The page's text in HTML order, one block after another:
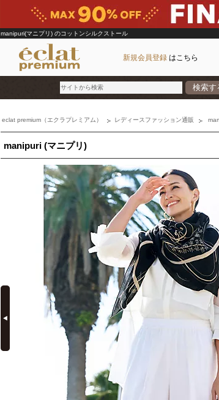
manipuri(マニプリ) のコットンシルクストール
新規会員登録 はこちら
検索す
ブランド
カテゴリ
雑誌掲載アイテム
お気に入り
ランキング
特集
雑誌･書籍(一緒に買うと送料無料)
定期購読
eclat premium（エクラプレミアム） レディースファッション通販
manipuri (マニプリ)